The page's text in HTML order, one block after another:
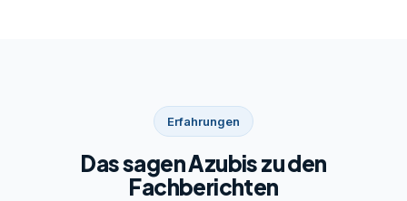
Erfahrungen
Das sagen Azubis zu den
Fachberichten